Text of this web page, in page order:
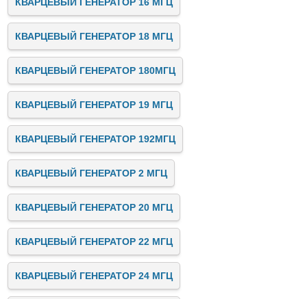
КВАРЦЕВЫЙ ГЕНЕРАТОР 18 МГЦ
КВАРЦЕВЫЙ ГЕНЕРАТОР 180МГЦ
КВАРЦЕВЫЙ ГЕНЕРАТОР 19 МГЦ
КВАРЦЕВЫЙ ГЕНЕРАТОР 192МГЦ
КВАРЦЕВЫЙ ГЕНЕРАТОР 2 МГЦ
КВАРЦЕВЫЙ ГЕНЕРАТОР 20 МГЦ
КВАРЦЕВЫЙ ГЕНЕРАТОР 22 МГЦ
КВАРЦЕВЫЙ ГЕНЕРАТОР 24 МГЦ